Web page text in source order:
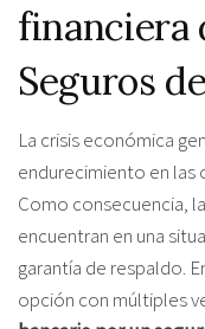
financiera
Seguros
La crisis económica
endurecimiento en las
Como consecuencia,
encuentran en una
garantía de respaldo.
opción con múltiples